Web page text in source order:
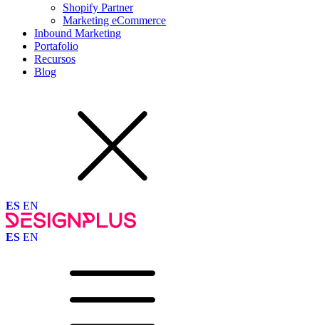
Shopify Partner
Marketing eCommerce
Inbound Marketing
Portafolio
Recursos
Blog
ES EN
ES EN